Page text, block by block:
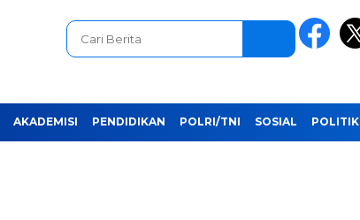
AKADEMISI PENDIDIKAN POLRI/TNI SOSIAL POLITIK